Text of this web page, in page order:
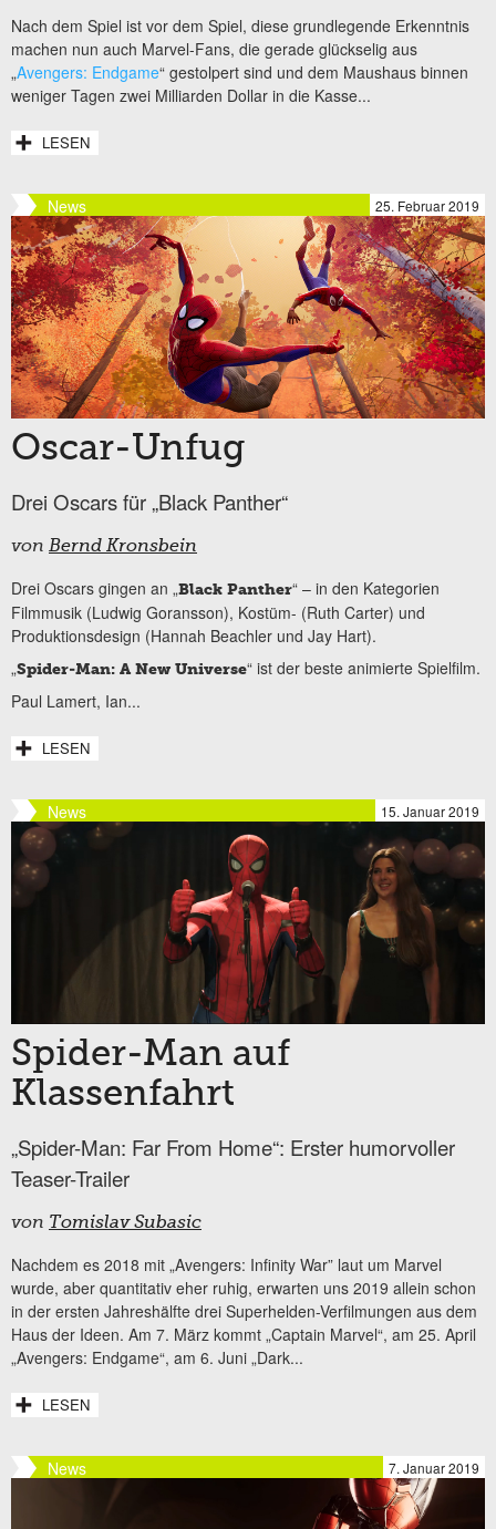
Nach dem Spiel ist vor dem Spiel, diese grundlegende Erkenntnis
machen nun auch Marvel-Fans, die gerade glückselig aus
„Avengers: Endgame“ gestolpert sind und dem Maushaus binnen
weniger Tagen zwei Milliarden Dollar in die Kasse...
LESEN
News 25. Februar 2019
Oscar-Unfug
Drei Oscars für „Black Panther“
von Bernd Kronsbein
Drei Oscars gingen an „Black Panther“ – in den Kategorien
Filmmusik (Ludwig Goransson), Kostüm- (Ruth Carter) und
Produktionsdesign (Hannah Beachler und Jay Hart).
„Spider-Man: A New Universe“ ist der beste animierte Spielfilm.
Paul Lamert, Ian...
LESEN
News 15. Januar 2019
Spider-Man auf
Klassenfahrt
„Spider-Man: Far From Home“: Erster humorvoller
Teaser-Trailer
von Tomislav Subasic
Nachdem es 2018 mit „Avengers: Infinity War” laut um Marvel
wurde, aber quantitativ eher ruhig, erwarten uns 2019 allein schon
in der ersten Jahreshälfte drei Superhelden-Verfilmungen aus dem
Haus der Ideen. Am 7. März kommt „Captain Marvel“, am 25. April
„Avengers: Endgame“, am 6. Juni „Dark...
LESEN
News 7. Januar 2019